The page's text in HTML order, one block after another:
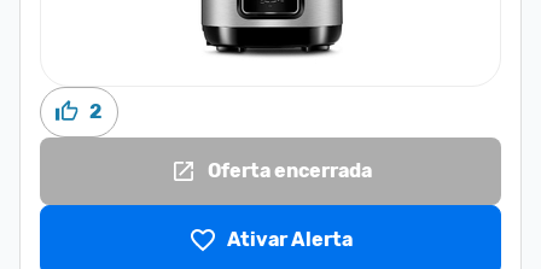
2
Oferta encerrada
Ativar Alerta